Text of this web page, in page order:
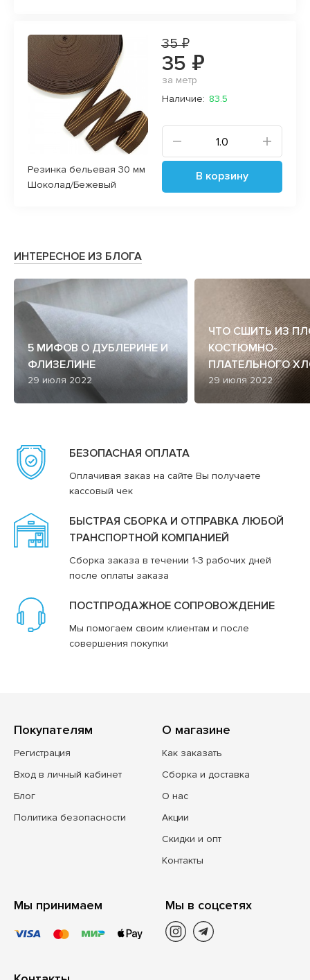
Резинка бельевая 30 мм
Шоколад/Бежевый
35 ₽
35 ₽
за метр
Наличие: 83.5
В корзину
ИНТЕРЕСНОЕ ИЗ БЛОГА
5 МИФОВ О ДУБЛЕРИНЕ И
ФЛИЗЕЛИНЕ
29 июля 2022
ЧТО СШИТЬ ИЗ
КОСТЮМНО-
ПЛАТЕЛЬНОГО
29 июля 2022
БЕЗОПАСНАЯ ОПЛАТА
Оплачивая заказ на сайте Вы получаете
кассовый чек
БЫСТРАЯ СБОРКА И ОТПРАВКА ЛЮБОЙ
ТРАНСПОРТНОЙ КОМПАНИЕЙ
Сборка заказа в течении 1-3 рабочих дней
после оплаты заказа
ПОСТПРОДАЖНОЕ СОПРОВОЖДЕНИЕ
Мы помогаем своим клиентам и после
совершения покупки
Покупателям
Регистрация
Вход в личный кабинет
Блог
Политика безопасности
О магазине
Как заказать
Сборка и доставка
О нас
Акции
Скидки и опт
Контакты
Мы принимаем Мы в соцсетях